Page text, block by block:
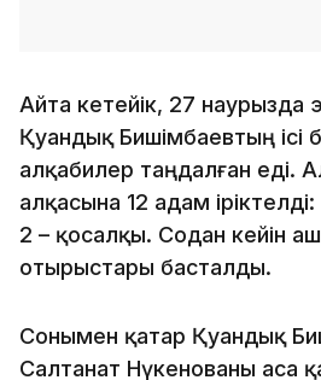
Айта кетейік, 27 наурызда
Қуандық Бишімбаевтың ісі
алқабилер таңдалған еді.
алқасына 12 адам іріктелді:
2 – қосалқы. Содан кейін
отырыстары басталды.
Сонымен қатар Қуандық
Салтанат Нүкенованы аса